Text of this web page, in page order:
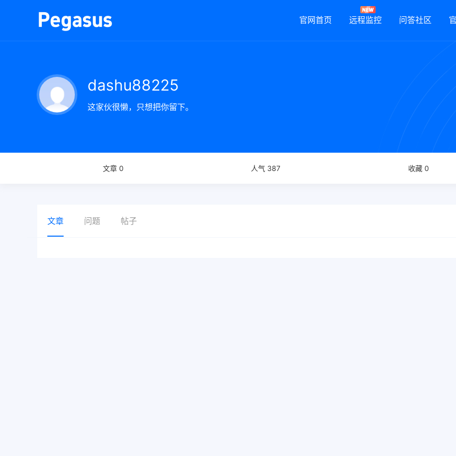
官网首页 远程监控 问答社区
dashu88225
这家伙很懒，只想把你留下。
文章 0 人气 387 收藏 0
文章 问题 帖子